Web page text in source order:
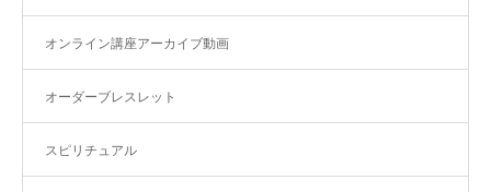
オンライン講座アーカイブ動画
オーダーブレスレット
スピリチュアル